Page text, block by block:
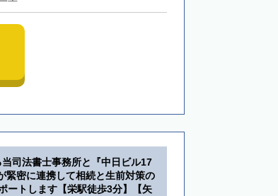
当司法書士事務所と『中日ビル17
緊密に連携して相続と生前対策の
ートします【栄駅徒歩3分】【矢